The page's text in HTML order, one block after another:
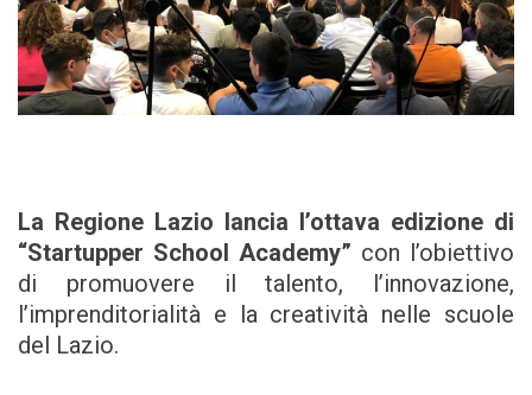
La Regione Lazio lancia l’ottava edizione di
“Startupper School Academy” con l’obiettivo
di promuovere il talento, l’innovazione,
l’imprenditorialità e la creatività nelle scuole
del Lazio.